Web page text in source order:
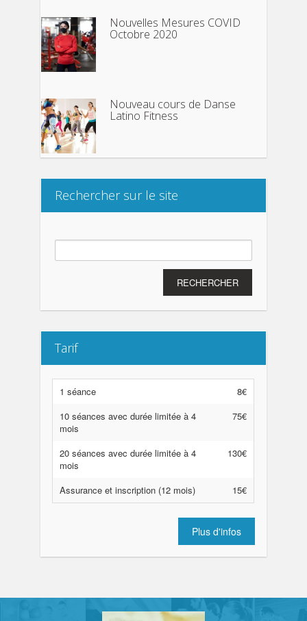
Nouvelles Mesures COVID
Octobre 2020
Nouveau cours de Danse
Latino Fitness
Rechercher sur le site
Rechercher :
Tarif
1 séance
8€
10 séances avec durée limitée à 4
mois
75€
20 séances avec durée limitée à 4
mois
130€
Assurance et inscription (12 mois) 15€
Plus d'infos